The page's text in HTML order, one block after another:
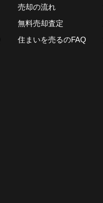
売却の流れ
無料売却査定
住まいを売るのFAQ